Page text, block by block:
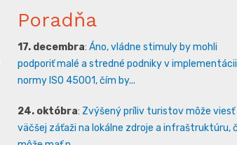
Poradňa
17. decembra: Áno, vládne stimuly by mohli
podporiť malé a stredné podniky v implementácii
normy ISO 45001, čím by...
24. októbra: Zvýšený príliv turistov môže viesť
väčšej záťaži na lokálne zdroje a infraštruktúru,